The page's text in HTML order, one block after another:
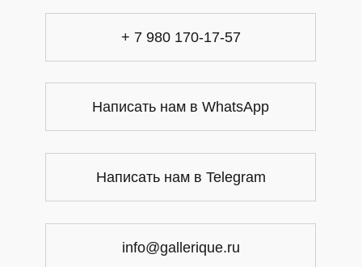
+ 7 980 170-17-57
Написать нам в WhatsApp
info@gallerique.ru
Написать нам в Telegram